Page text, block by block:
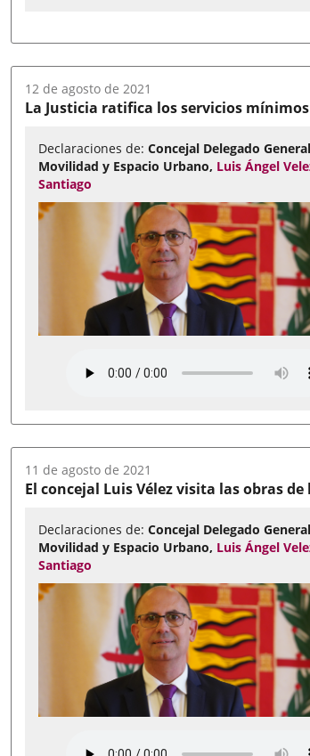
Fecha
del
12 de agosto de 2021
La Justicia ratifica los servicios mínimos
Declaraciones de:Concejal Delegado
Movilidad y Espacio Urbano, Luis Ángel
Santiago
Fecha
del
11 de agosto de 2021
El concejal Luis Vélez visita las obras
Declaraciones de:Concejal Delegado
Movilidad y Espacio Urbano, Luis Ángel
Santiago